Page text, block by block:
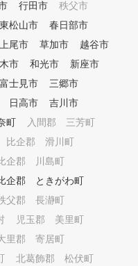
い」「日常の習慣にした
ど、ライフスタイルや目
安心のマンツーマン指導
トレーナーが、体力・体
的を丁寧にヒアリングし
ひとりに合わせた安全か
的なプログラムを組み立
。 「伴走者」として寄り
で細かくチェックするの
心者は安心、経験者は確
テップアップできます。 ４．
健康＋趣味のパフォーマ
上 肩こりや腰痛などの不
善から、ゴルフのスコア
趣味に直結した成果を実
ます。「鍛えて終わり」
行田市
秩父市
東松山市
春日部市
上尾市 草加市
越谷市
市 和光市
新座市
富士見市
三郷市
日高市
吉川市
町
入間郡 三芳町
比企郡 滑川町
企郡 川島町
企郡 ときがわ町
父郡 長瀞町
児玉郡 美里町
里郡 寄居町
北葛飾郡 松伏町